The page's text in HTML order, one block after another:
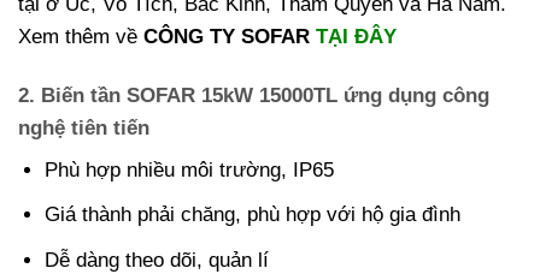
Xem thêm về CÔNG TY SOFAR TẠI ĐÂY
2. Biến tần SOFAR 15kW 15000TL ứng dụng công
nghệ tiên tiến
Phù hợp nhiều môi trường, IP65
Giá thành phải chăng, phù hợp với hộ gia đình
Dễ dàng theo dõi, quản lí